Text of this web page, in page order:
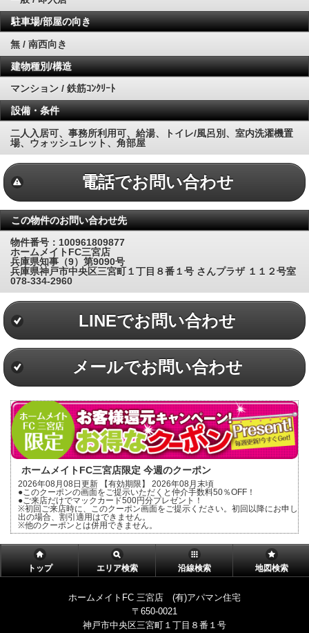
駐車場/部屋の向き
無 / 南西向き
建物種別/構造
マンション / 鉄筋ｺﾝｸﾘｰﾄ
設備・条件
二人入居可、事務所利用可、給湯、トイレ/風呂別、室内洗濯機置
場、ウォッシュレット、角部屋
電話でお問い合わせ
この物件のお問い合わせ先
物件番号：100961809877
ホームメイトFC三宮店
兵庫県知事（9）第9090号
兵庫県神戸市中央区三宮町１丁目８番１号 さんプラザ １１２号室
078-334-2960
LINEでお問い合わせ
メールでお問い合わせ
ホームメイトFC三宮店限定 今週のクーポン
2026年08月08日更新 【有効期限】 2026年08月末頃
●このクーポンの画面をご提示いただくと仲介手数料50％OFF！
●ご来店だけでマックカード500円分プレゼント！
※初回ご来店時に、このクーポン画面をご提示ください。初回以降にお申し
出の場合、割引適用はできません。
※他のクーポンとは併用できません。
トップ エリア検索 沿線検索 地図検索
ホームメイトFC 三宮店 (有)アパマン住宅
〒650-0021
神戸市中央区三宮町１丁目８番１号